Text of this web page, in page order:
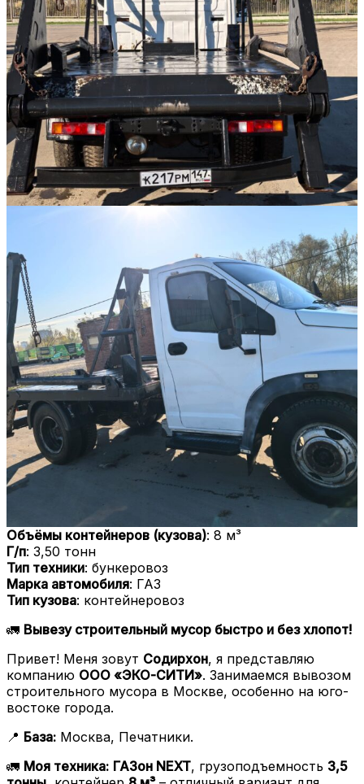
Объёмы контейнеров (кузова): 8 м³
Г/п: 3,50 тонн
Тип техники: бункеровоз
Марка автомобиля: ГАЗ
Тип кузова: контейнеровоз
🚛 Вывезу строительный мусор быстро и без хлопот!
Привет! Меня зовут Содирхон, я представляю
компанию ООО «ЭКО-СИТИ». Занимаемся вывозом
строительного мусора в Москве, особенно на юго-
востоке города.
📍 База: Москва, Печатники.
🚛 Моя техника: ГАЗон NEXT, грузоподъемность 3,5